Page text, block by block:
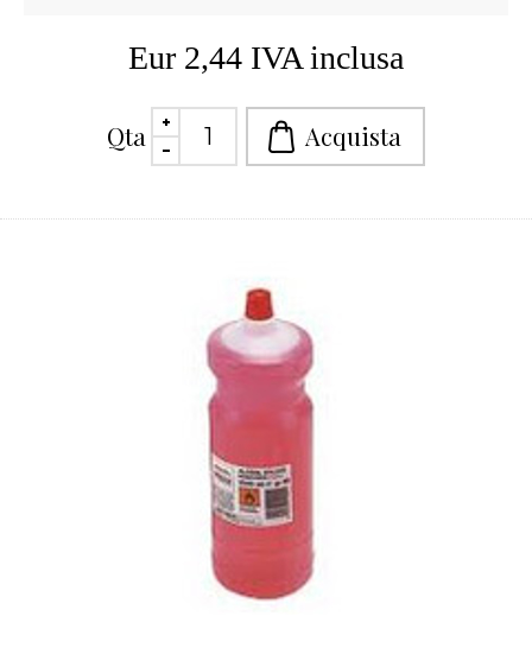
Eur 2,44 IVA inclusa
Qta